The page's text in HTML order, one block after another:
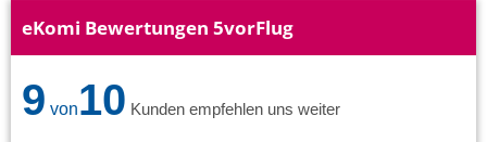
eKomi Bewertungen 5vorFlug
9 von10 Kunden empfehlen uns weiter